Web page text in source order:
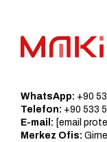
WhatsApp: +90
Telefon: +90 533
E-mail: [email
Merkez Ofis: